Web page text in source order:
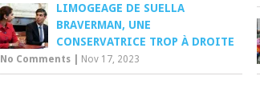
LIMOGEAGE DE SUELLA
BRAVERMAN, UNE
CONSERVATRICE TROP À DROITE
No Comments Nov 17, 2023